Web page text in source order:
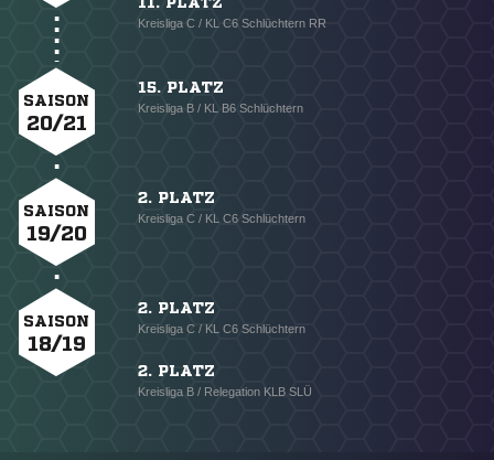
Kreisliga C / KL C6 Schlüchtern RR
SAISON
20/21
15. PLATZ
Kreisliga B / KL B6 Schlüchtern
SAISON
19/20
2. PLATZ
Kreisliga C / KL C6 Schlüchtern
SAISON
18/19
2. PLATZ
Kreisliga C / KL C6 Schlüchtern
2. PLATZ
Kreisliga B / Relegation KLB SLÜ